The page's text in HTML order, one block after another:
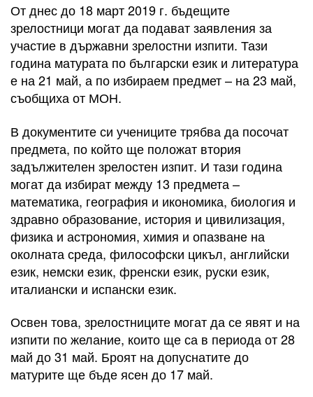
От днес до 18 март 2019 г. бъдещите
зрелостници могат да подават заявления за
участие в държавни зрелостни изпити. Тази
година матурата по български език и литература
е на 21 май, а по избираем предмет – на 23 май,
съобщиха от МОН.
В документите си учениците трябва да посочат
предмета, по който ще положат втория
задължителен зрелостен изпит. И тази година
могат да избират между 13 предмета –
математика, география и икономика, биология и
здравно образование, история и цивилизация,
физика и астрономия, химия и опазване на
околната среда, философски цикъл, английски
език, немски език, френски език, руски език,
италиански и испански език.
Освен това, зрелостниците могат да се явят и на
изпити по желание, които ще са в периода от 28
май до 31 май. Броят на допуснатите до
матурите ще бъде ясен до 17 май.